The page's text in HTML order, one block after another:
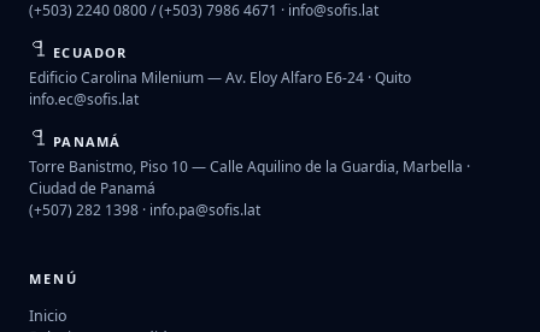
(+503) 2240 0800 / (+503) 7986 4671 · info@sofis.lat
ECUADOR
Edificio Carolina Milenium — Av. Eloy Alfaro E6-24 · Quito
info.ec@sofis.lat
PANAMÁ
Torre Banistmo, Piso 10 — Calle Aquilino de la Guardia, Marbella ·
Ciudad de Panamá
(+507) 282 1398 · info.pa@sofis.lat
MENÚ
Inicio